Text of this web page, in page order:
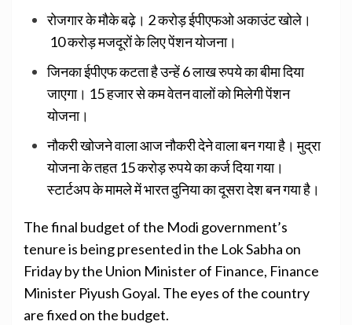
रोजगार के मौके बढ़े। 2 करोड़ ईपीएफओ अकाउंट खोले।
10 करोड़ मजदूरों के लिए पेंशन योजना।
जिनका ईपीएफ कटता है उन्हें 6 लाख रुपये का बीमा दिया
जाएगा। 15 हजार से कम वेतन वालों को मिलेगी पेंशन
योजना।
नौकरी खोजने वाला आज नौकरी देने वाला बन गया है। मुद्रा
योजना के तहत 15 करोड़ रुपये का कर्ज दिया गया।
स्टार्टअप के मामले में भारत दुनिया का दूसरा देश बन गया है।
The final budget of the Modi government’s
tenure is being presented in the Lok Sabha on
Friday by the Union Minister of Finance, Finance
Minister Piyush Goyal. The eyes of the country
are fixed on the budget.